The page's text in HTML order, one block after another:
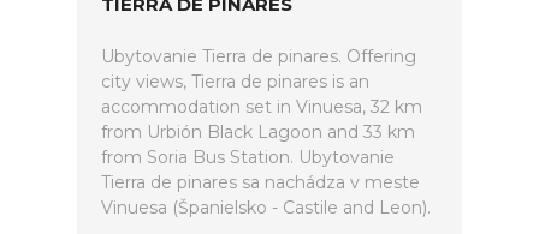
Ubytovanie Tierra de pinares. Offering
city views, Tierra de pinares is an
accommodation set in Vinuesa, 32 km
from Urbión Black Lagoon and 33 km
from Soria Bus Station. Ubytovanie
Tierra de pinares sa nachádza v meste
Vinuesa (Španielsko - Castile and Leon).